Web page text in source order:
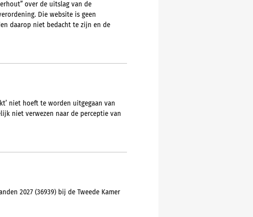
over de uitslag van de
Die website is geen
daarop niet bedacht te zijn en de
niet hoeft te worden uitgegaan van
niet verwezen naar de perceptie van
2027 (36939) bij de Tweede Kamer